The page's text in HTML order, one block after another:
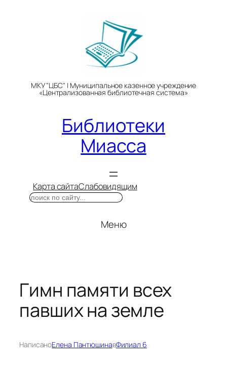
МКУ "ЦБС" | Муниципальное казенное учреждение
«Централизованная библиотечная система»
Библиотеки
Миасса
Карта сайтаСлабовидящим
Поиск
Меню
Гимн памяти всех
павших на земле
НаписаноЕлена ПантюшинавФилиал 6